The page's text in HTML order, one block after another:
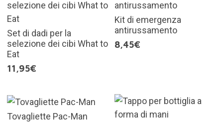
Set di dadi per la
selezione dei cibi What to
Eat
11,95€
Kit di emergenza
antirussamento
8,45€
Tovagliette Pac-Man